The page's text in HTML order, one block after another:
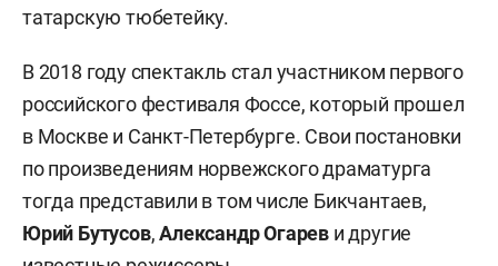
татарскую тюбетейку.
В 2018 году спектакль стал участником первого
российского фестиваля Фоссе, который прошел
в Москве и Санкт-Петербурге. Свои постановки
по произведениям норвежского драматурга
тогда представили в том числе Бикчантаев,
Юрий Бутусов,Александр Огарев и другие